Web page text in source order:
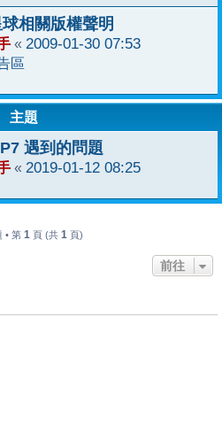
相關版權聲明
« 2009-01-30 07:53
區
主題
遇到的問題
« 2019-01-12 08:25
• 第 1 頁 (共 1 頁)
前往